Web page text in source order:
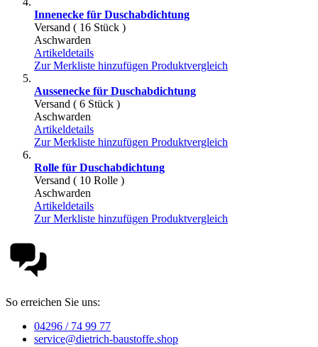
Innenecke für Duschabdichtung
Versand ( 16 Stück )
Aschwarden
Artikeldetails
Zur Merkliste hinzufügen Produktvergleich
Aussenecke für Duschabdichtung
Versand ( 6 Stück )
Aschwarden
Artikeldetails
Zur Merkliste hinzufügen Produktvergleich
Rolle für Duschabdichtung
Versand ( 10 Rolle )
Aschwarden
Artikeldetails
Zur Merkliste hinzufügen Produktvergleich
So erreichen Sie uns:
04296 / 74 99 77
service@dietrich-baustoffe.shop